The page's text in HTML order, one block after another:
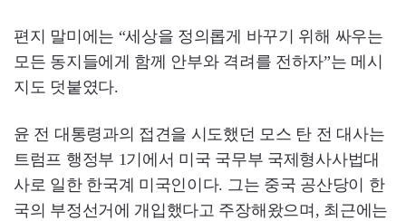
편지 말미에는 “세상을 정의롭게 바꾸기 위해 싸우는
모든 동지들에게 함께 안부와 격려를 전하자”는 메시
지도 덧붙였다.
윤 전 대통령과의 접견을 시도했던 모스 탄 전 대사는
트럼프 행정부 1기에서 미국 국무부 국제형사사법대
사로 일한 한국계 미국인이다. 그는 중국 공산당이 한
국의 부정선거에 개입했다고 주장해왔으며, 최근에는